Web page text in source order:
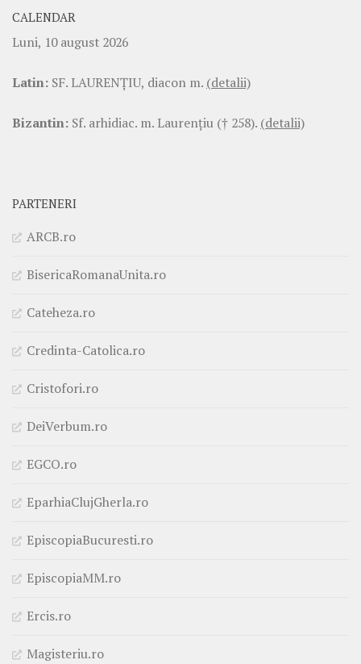
CALENDAR
Luni, 10 august 2026
Latin: SF. LAURENŢIU, diacon m. (detalii)
Bizantin: Sf. arhidiac. m. Laurenţiu († 258). (detalii)
PARTENERI
ARCB.ro
BisericaRomanaUnita.ro
Cateheza.ro
Credinta-Catolica.ro
Cristofori.ro
DeiVerbum.ro
EGCO.ro
EparhiaClujGherla.ro
EpiscopiaBucuresti.ro
EpiscopiaMM.ro
Ercis.ro
Magisteriu.ro